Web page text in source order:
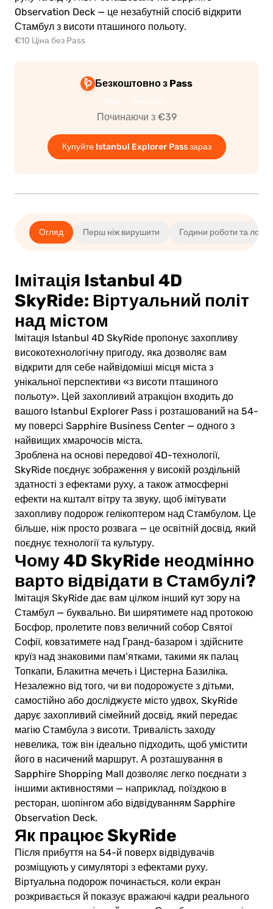
Observation Deck — це незабутній спосіб відкрити
Стамбул з висоти пташиного польоту.
€10 Ціна без Pass
Безкоштовно з Pass
Починаючи з €39
Купуйте Istanbul Explorer Pass зараз
Огляд Перш ніж вирушити Години роботи та
Імітація Istanbul 4D
SkyRide: Віртуальний політ
над містом
Імітація Istanbul 4D SkyRide пропонує захопливу
високотехнологічну пригоду, яка дозволяє вам
відкрити для себе найвідоміші місця міста з
унікальної перспективи «з висоти пташиного
польоту». Цей захопливий атракціон входить до
вашого Istanbul Explorer Pass і розташований на 54-
му поверсі Sapphire Business Center — одного з
найвищих хмарочосів міста.
Зроблена на основі передової 4D-технології,
SkyRide поєднує зображення у високій роздільній
здатності з ефектами руху, а також атмосферні
ефекти на кшталт вітру та звуку, щоб імітувати
захопливу подорож гелікоптером над Стамбулом. Це
більше, ніж просто розвага — це освітній досвід, який
поєднує технології та культуру.
Чому 4D SkyRide неодмінно
варто відвідати в Стамбулі?
Імітація SkyRide дає вам цілком інший кут зору на
Стамбул — буквально. Ви ширятимете над протокою
Босфор, пролетите повз величний собор Святої
Софії, ковзатимете над Гранд-базаром і здійсните
круїз над знаковими пам’ятками, такими як палац
Топкапи, Блакитна мечеть і Цистерна Базиліка.
Незалежно від того, чи ви подорожуєте з дітьми,
самостійно або досліджуєте місто удвох, SkyRide
дарує захопливий сімейний досвід, який передає
магію Стамбула з висоти. Тривалість заходу
невелика, тож він ідеально підходить, щоб умістити
його в насичений маршрут. А розташування в
Sapphire Shopping Mall дозволяє легко поєднати з
іншими активностями — наприклад, поїздкою в
ресторан, шопінгом або відвідуванням Sapphire
Observation Deck.
Як працює SkyRide
Після прибуття на 54-й поверх відвідувачів
розміщують у симуляторі з ефектами руху.
Віртуальна подорож починається, коли екран
розкривається й показує вражаючі кадри реального